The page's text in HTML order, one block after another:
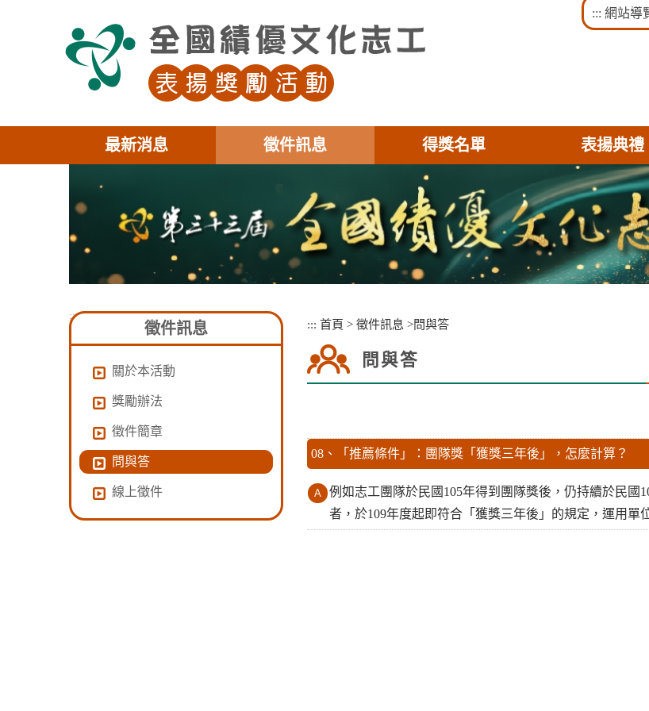
塊
::: 網站導
最新消息 徵件訊息 得獎名單 表揚典禮
:::
徵件訊息
關於本活動
獎勵辦法
徵件簡章
問與答
線上徵件
::: 首頁 > 徵件訊息 >問與答
問與答
08、「推薦條件」：團隊獎「獲獎三年後」，怎麼計算？
例如志工團隊於民國105年得到團隊獎後，仍持續於民國
者，於109年度起即符合「獲獎三年後」的規定，運用單